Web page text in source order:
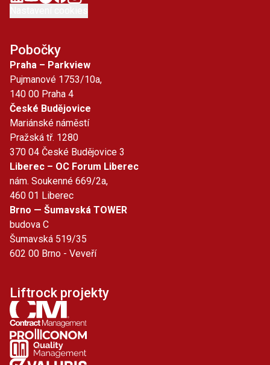
Pobočky
Praha – Parkview
Pujmanové 1753/10a,
140 00 Praha 4
České Budějovice
Mariánské náměstí
Pražská tř. 1280
370 04 České Budějovice 3
Liberec – OC Forum Liberec
nám. Soukenné 669/2a,
460 01 Liberec
Brno — Šumavská TOWER
budova C
Šumavská 519/35
602 00 Brno - Veveří
Liftrock projekty